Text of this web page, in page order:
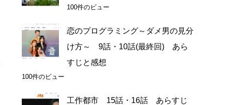
100件のビュー
恋のプログラミング～ダメ男の見分
け方～ 9話・10話(最終回) あら
すじと感想
100件のビュー
工作都市 15話・16話 あらすじ